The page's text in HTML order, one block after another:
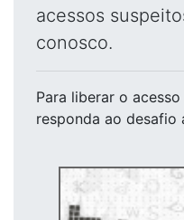
acessos
conosco.
Para liberar o acesso
responda ao desafio